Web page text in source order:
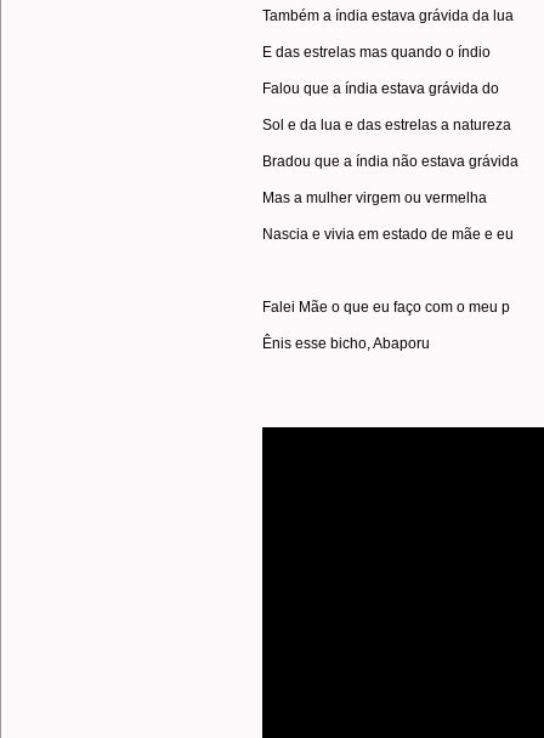
Também a índia estava grávida da lua
E das estrelas mas quando o índio
Falou que a índia estava grávida do
Sol e da lua e das estrelas a natureza
Bradou que a índia não estava grávida
Mas a mulher virgem ou vermelha
Nascia e vivia em estado de mãe e eu
Falei Mãe o que eu faço com o meu p
Ênis esse bicho, Abaporu